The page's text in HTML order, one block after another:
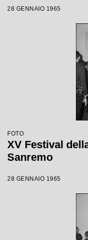
28 GENNAIO 1965
FOTO
XV Festival
Sanremo
28 GENNAIO 1965